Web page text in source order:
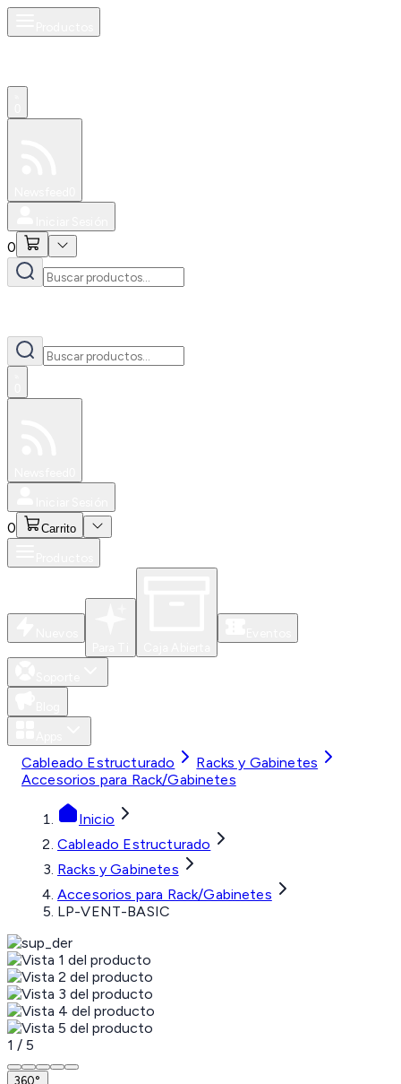
0
0 Carrito
Cableado Estructurado
Racks y Gabinetes
Accesorios para Rack/Gabinetes
Inicio
Cableado Estructurado
Racks y Gabinetes
Accesorios para Rack/Gabinetes
LP-VENT-BASIC
1 / 5
360°